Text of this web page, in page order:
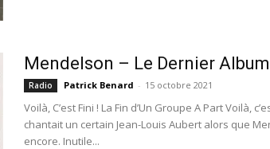
Mendelson – Le Dernier Album
Radio Patrick Benard - 15 octobre 2021
Voilà, C’est Fini ! La Fin d’Un Groupe A Part Voilà,
chantait un certain Jean-Louis Aubert alors que
encore. Inutile...